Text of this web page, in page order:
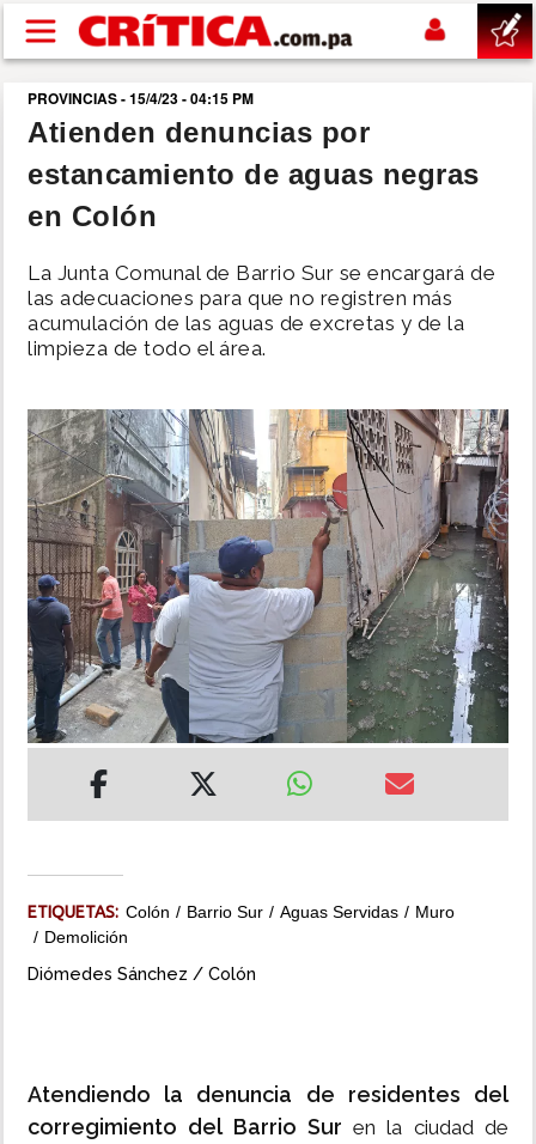
Pasar al contenido principal
buscar
SUCESOS
POLÍTICA
DEPORTES
MUNDO
INSÓLITAS
MULTIMEDIA
IMPRESO
PROVINCIAS - 15/4/23 - 04:15 PM
Atienden denuncias por
estancamiento de aguas negras
en Colón
La Junta Comunal de Barrio Sur se encargará de
las adecuaciones para que no registren más
acumulación de las aguas de excretas y de la
limpieza de todo el área.
ETIQUETAS: Colón Barrio Sur Aguas Servidas
Muro
Demolición
Diómedes Sánchez / Colón
Atendiendo la denuncia de residentes del
corregimiento del Barrio Suren la ciudad de